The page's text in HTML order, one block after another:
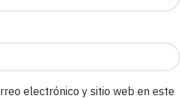
electrónico y sitio web en este